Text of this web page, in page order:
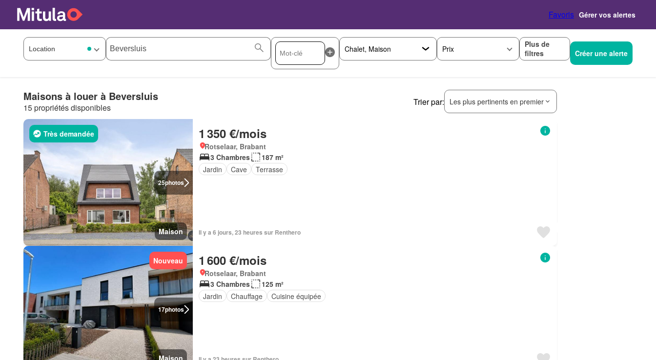
Favoris Gérer vos alertes
Prix
Plus de
filtres
Créer une alerte
Maisons à louer à Beversluis
15 propriétés disponibles
Trier par: Les plus pertinents en premier
25photos
Très demandée
Maison
1 350 €/mois
Rotselaar, Brabant
3 Chambres
187 m²
Jardin
Cave Terrasse
Il y a 6 jours, 23 heures sur Renthero
17photos
Nouveau
Maison
1 600 €/mois
Rotselaar, Brabant
3 Chambres
125 m²
Jardin
Chauffage Cuisine équipée